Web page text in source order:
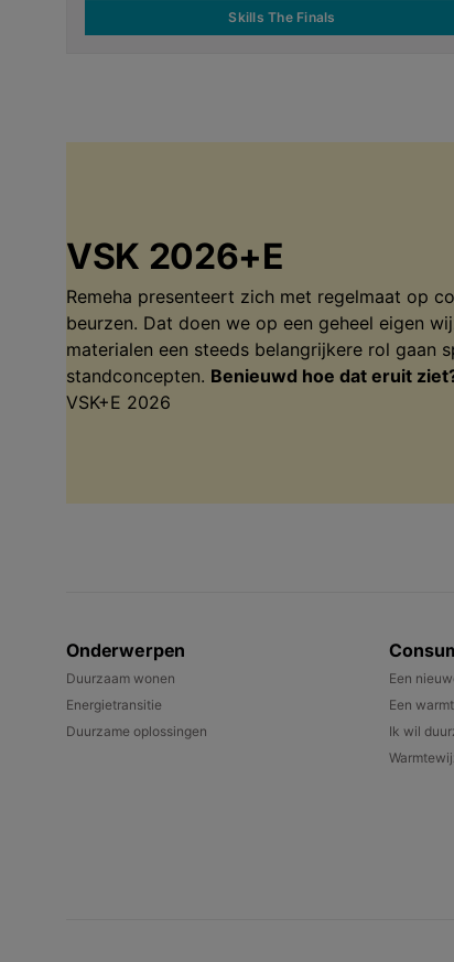
Skills The Finals
VSK 2026+E
Remeha presenteert zich met regelmaat op
beurzen. Dat doen we op een geheel eigen
materialen een steeds belangrijkere rol gaan
standconcepten. Benieuwd hoe dat eruit
VSK+E 2026
Onderwerpen
Duurzaam wonen
Energietransitie
Duurzame oplossingen
Een
Een
Ik wil